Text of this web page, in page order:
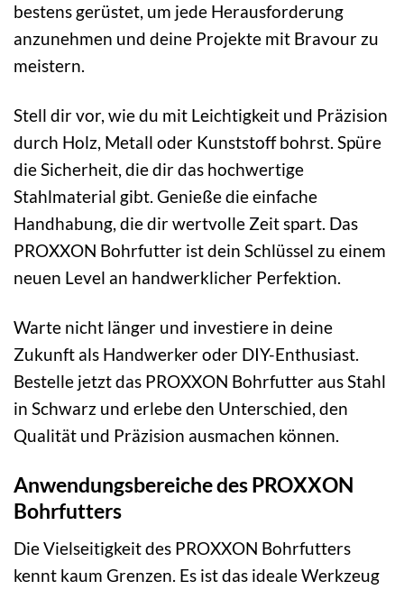
bestens gerüstet, um jede Herausforderung
anzunehmen und deine Projekte mit Bravour zu
meistern.
Stell dir vor, wie du mit Leichtigkeit und Präzision
durch Holz, Metall oder Kunststoff bohrst. Spüre
die Sicherheit, die dir das hochwertige
Stahlmaterial gibt. Genieße die einfache
Handhabung, die dir wertvolle Zeit spart. Das
PROXXON Bohrfutter ist dein Schlüssel zu einem
neuen Level an handwerklicher Perfektion.
Warte nicht länger und investiere in deine
Zukunft als Handwerker oder DIY-Enthusiast.
Bestelle jetzt das PROXXON Bohrfutter aus Stahl
in Schwarz und erlebe den Unterschied, den
Qualität und Präzision ausmachen können.
Anwendungsbereiche des PROXXON
Bohrfutters
Die Vielseitigkeit des PROXXON Bohrfutters
kennt kaum Grenzen. Es ist das ideale Werkzeug